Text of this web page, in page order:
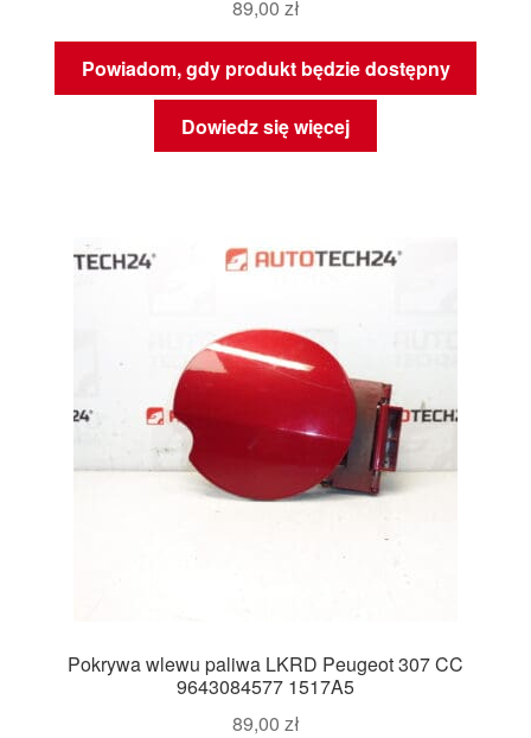
89,00 zł
Powiadom, gdy produkt będzie dostępny
Dowiedz się więcej
Pokrywa wlewu paliwa LKRD Peugeot 307 CC
9643084577 1517A5
89,00 zł